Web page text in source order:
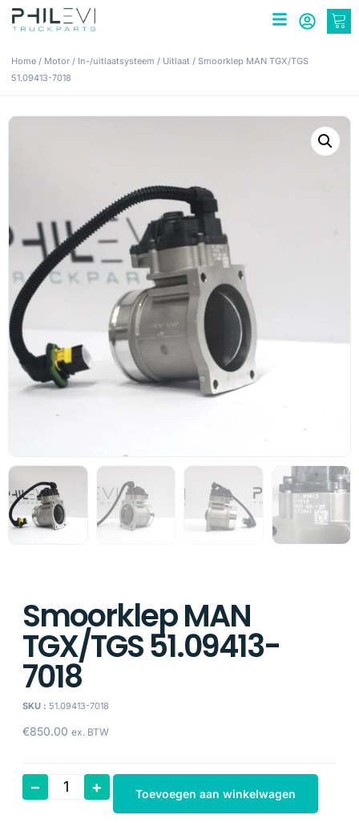
Home / Motor / In-/uitlaatsysteem / Uitlaat / Smoorklep MAN TGX/TGS
51.09413-7018
Smoorklep MAN
TGX/TGS 51.09413-
7018
SKU : 51.09413-7018
€850.00 ex. BTW
– + Toevoegen aan winkelwagen